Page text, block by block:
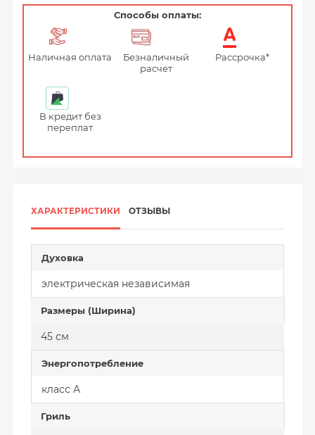
Способы оплаты:
Наличная оплата
Безналичный
расчет
Рассрочка*
В кредит без
переплат
ХАРАКТЕРИСТИКИ ОТЗЫВЫ
Духовка
электрическая независимая
Размеры (Ширина)
45 см
Энергопотребление
класс А
Гриль